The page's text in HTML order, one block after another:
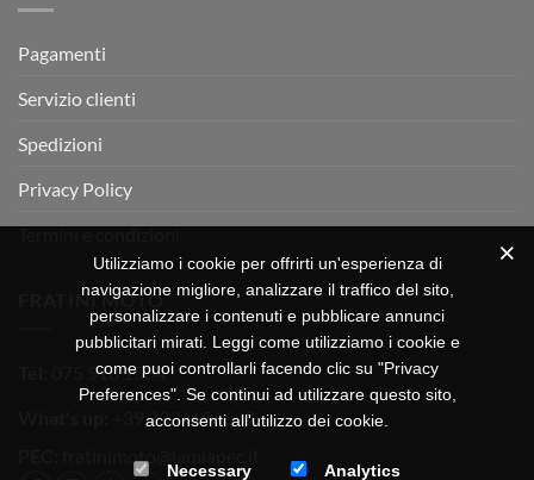
Pagamenti
Servizio clienti
Spedizioni
Privacy Policy
Termini e condizioni
FRATINI MOTO
075 518 1504
+39 3334656649
Utilizziamo i cookie per offrirti un'esperienza di
navigazione migliore, analizzare il traffico del sito,
personalizzare i contenuti e pubblicare annunci
pubblicitari mirati. Leggi come utilizziamo i cookie e
come puoi controllarli facendo clic su "Privacy
Preferences". Se continui ad utilizzare questo sito,
acconsenti all'utilizzo dei cookie.
Necessary Analytics